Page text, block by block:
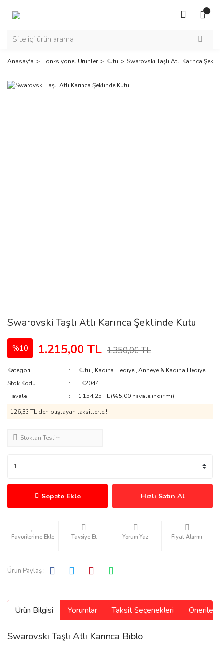
Anasayfa Fonksiyonel Ürünler Kutu Swarovski Taşlı Atlı Karınca
Swarovski Taşlı Atlı Karınca Şeklinde Kutu
%10 1.215,00 TL 1.350,00 TL
Kategori Kutu , Kadına Hediye ,Anneye & Kadına Hediye
Stok Kodu
TK2044
Havale
1.154,25 TL (%5,00 havale indirimi)
126,33 TL den başlayan taksitlerle!!
Stoktan Teslim
Sepete Ekle Hızlı Satın Al
Tavsiye Et Yorum Yaz Fiyat Alarmı
Ürün Paylaş :
Ürün Bilgisi Yorumlar Taksit Seçenekleri
Swarovski Taşlı Atlı Karınca Biblo